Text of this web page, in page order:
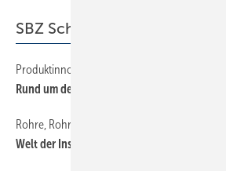
SBZ Schwerpunkt
Produktinnovationen von der Messe
Rund um den Waschplatz
Rohre, Rohrverbinder und Vorwandinstallation
Welt der Installationstechnik